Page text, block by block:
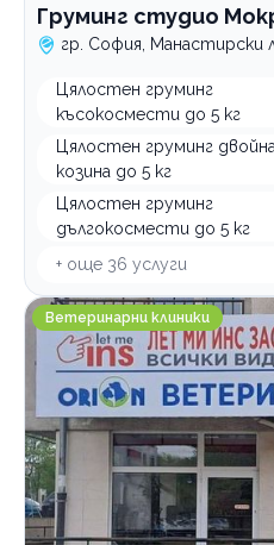
Груминг студио
гр. София, Манастирски
Цялостен груминг
късокосмести до 5 кг
Цялостен груминг двойна
козина до 5 кг
Цялостен груминг
дългокосмести до 5 кг
+ още 36 услуги
Ветеринарна клиника
Ветеринарни клиники